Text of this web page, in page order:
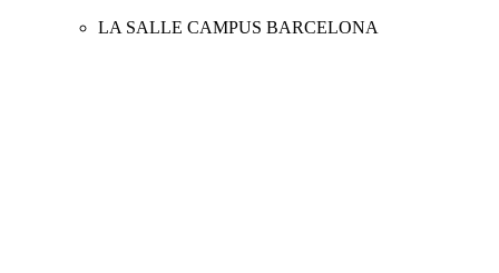
LA SALLE CAMPUS BARCELONA